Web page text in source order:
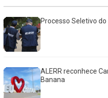
Processo Seletivo
ALERR reconhece
Banana